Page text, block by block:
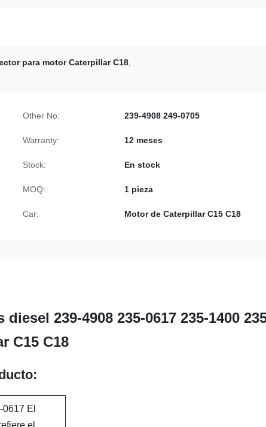
para motor Caterpillar C18
Other No: 239-4908 249-0705
Warranty: 12 meses
Stock: En stock
MOQ: 1 pieza
Car: Motor de Caterpillar C15 C18
239-4908 235-0617 235-1400
C15 C18
El
el